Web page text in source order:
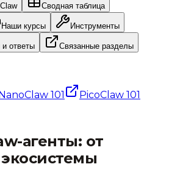
Сводная таблица
Наши курсы Инструменты
ответы Связанные разделы
101 PicoClaw 101
агенты: от